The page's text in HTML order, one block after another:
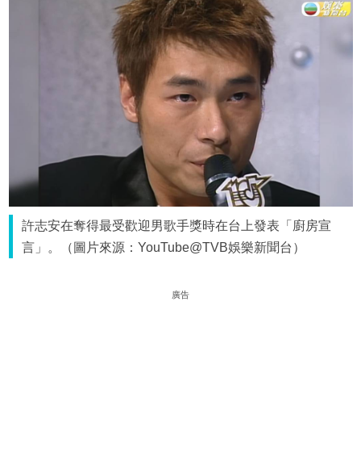
許志安在奪得最受歡迎男歌手獎時在台上發表「廚房宣
言」。（圖片來源：YouTube@TVB娛樂新聞台）
廣告